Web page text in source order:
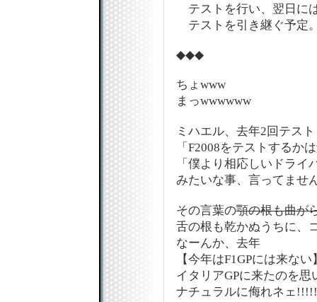
テストを行い、翌日に
テストを引き継ぐ予定
◆◆◆
ちょwww
まっwwwwww
ミハエル、去年2回テス
「F2008をテストするか
「僕より相応しいドライ
みたいな事、言ってませ
その言葉の顎の根も曲が
舌の根も乾かぬうちに、
なーんか、去年
【今年はF1GPには来な
イタリアGPに来たのを
ナチュラルに侮れネェ